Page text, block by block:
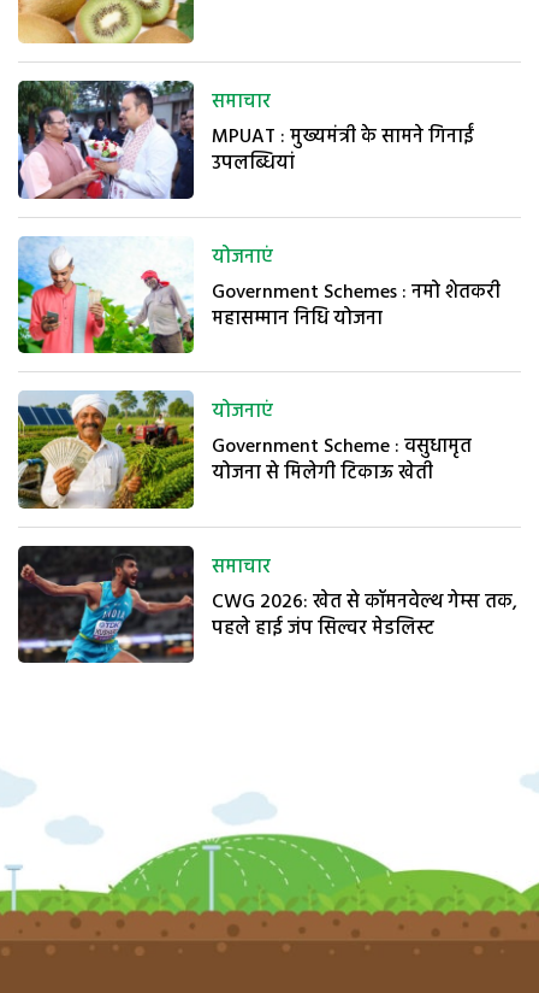
समाचार
MPUAT : मुख्यमंत्री के सामने गिनाईं
उपलब्धियां
योजनाएं
Government Schemes : नमो शेतकरी
महासम्मान निधि योजना
योजनाएं
Government Scheme : वसुधामृत
योजना से मिलेगी टिकाऊ खेती
समाचार
CWG 2026: खेत से कॉमनवेल्थ गेम्स तक,
पहले हाई जंप सिल्वर मेडलिस्ट